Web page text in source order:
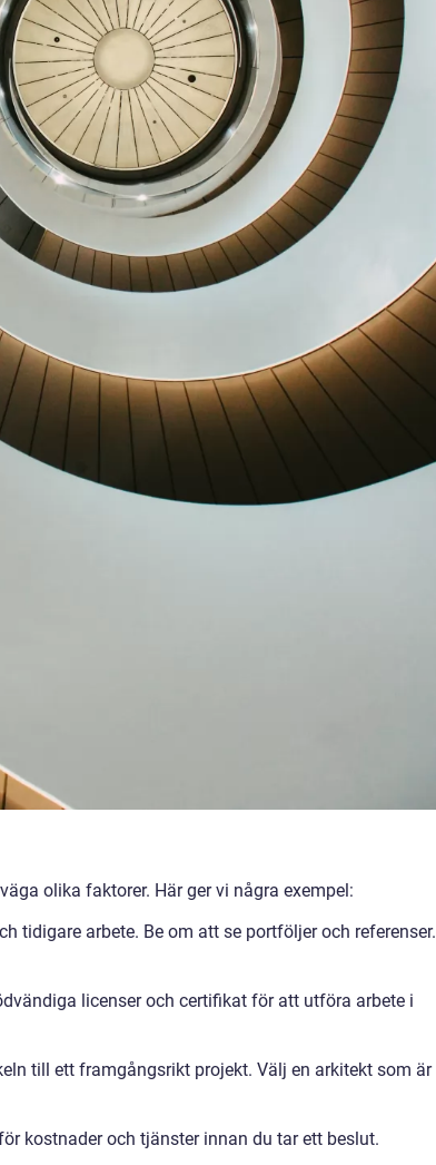
olika faktorer. Här ger vi några exempel:
tidigare arbete. Be om att se portföljer och referenser.
licenser och certifikat för att utföra arbete i
till ett framgångsrikt projekt. Välj en arkitekt som är
kostnader och tjänster innan du tar ett beslut.